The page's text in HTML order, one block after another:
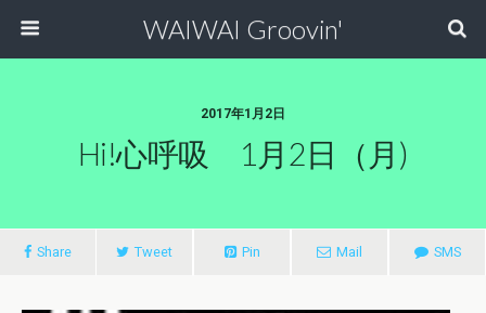
WAIWAI Groovin'
2017年1月2日
Hi!心呼吸 1月2日（月)
Share Tweet Pin Mail SMS